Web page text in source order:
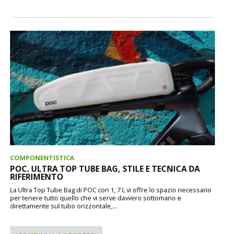
COMPONENTISTICA
POC. ULTRA TOP TUBE BAG, STILE E TECNICA DA
RIFERIMENTO
La Ultra Top Tube Bag di POC con 1, 7 L vi offre lo spazio necessario
per tenere tutto quello che vi serve davvero sottomano e
direttamente sul tubo orizzontale,...